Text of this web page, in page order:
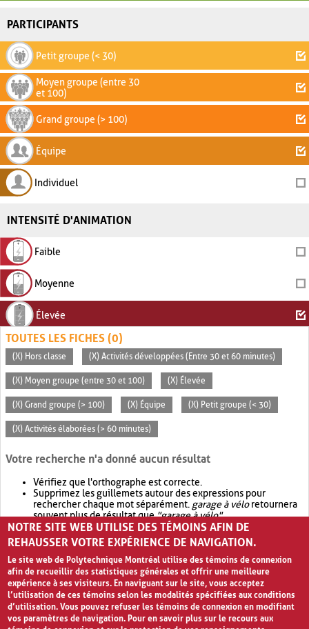
PARTICIPANTS
Petit groupe (< 30)
Moyen groupe (entre 30
et 100)
Grand groupe (> 100)
Équipe
Individuel
INTENSITÉ D'ANIMATION
Faible
Moyenne
Élevée
TOUTES LES FICHES (0)
(X) Hors classe (X) Activités développées (Entre 30 et 60 minutes)
(X) Moyen groupe (entre 30 et 100) (X) Élevée
(X) Grand groupe (> 100) (X) Équipe (X) Petit groupe (< 30)
(X) Activités élaborées (> 60 minutes)
Votre recherche n'a donné aucun résultat
Vérifiez que l'orthographe est correcte.
Supprimez les guillemets autour des expressions pour
rechercher chaque mot séparément. garage à véloretournera
souvent plus de résultat que"garage à vélo".
Envisagez d'élargir votre recherche avec OR.garage OR vélo
retournera souvent plus de résultat quegarage à vélo
NOTRE SITE WEB UTILISE DES TÉMOINS AFIN DE
REHAUSSER VOTRE EXPÉRIENCE DE NAVIGATION.
Le site web de Polytechnique Montréal utilise des témoins de connexion
afin de recueillir des statistiques générales et offrir une meilleure
expérience à ses visiteurs. En naviguant sur le site, vous acceptez
l’utilisation de ces témoins selon les modalités spécifiées aux conditions
d’utilisation. Vous pouvez refuser les témoins de connexion en modifiant
vos paramètres de navigation. Pour en savoir plus sur le recours aux